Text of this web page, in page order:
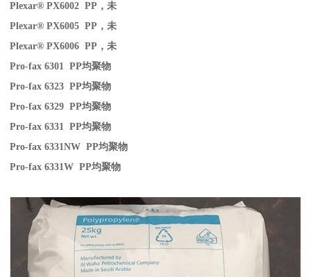
Plexar® PX6002 PP ，未
Plexar® PX6005 PP ，未
Plexar® PX6006 PP ，未
Pro-fax 6301 PP均聚物
Pro-fax 6323 PP均聚物
Pro-fax 6329 PP均聚物
Pro-fax 6331 PP均聚物
Pro-fax 6331NW PP均聚物
Pro-fax 6331W PP均聚物